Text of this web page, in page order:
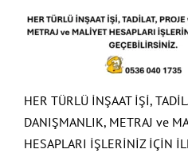
HER TÜRLÜ İNŞAAT İŞİ,
DANIŞMANLIK, METRAJ ve
HESAPLARI İŞLERİNİZ İÇİN